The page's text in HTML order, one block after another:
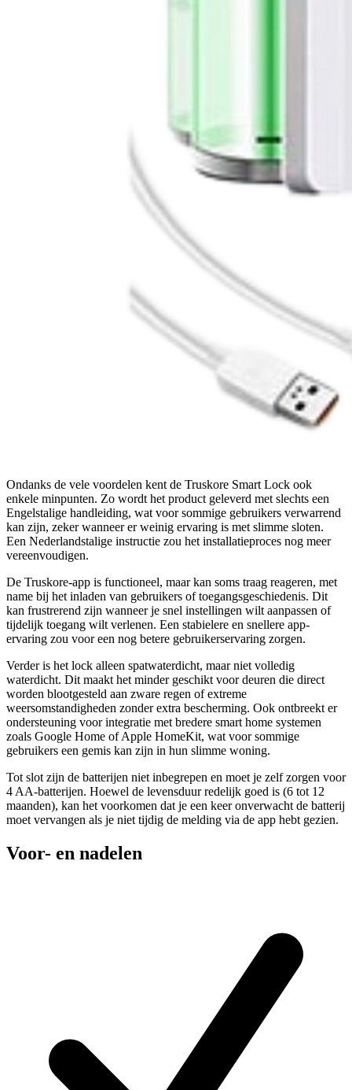
Ondanks de vele voordelen kent de Truskore Smart Lock ook
enkele minpunten. Zo wordt het product geleverd met slechts een
Engelstalige handleiding, wat voor sommige gebruikers verwarrend
kan zijn, zeker wanneer er weinig ervaring is met slimme sloten.
Een Nederlandstalige instructie zou het installatieproces nog meer
vereenvoudigen.
De Truskore-app is functioneel, maar kan soms traag reageren, met
name bij het inladen van gebruikers of toegangsgeschiedenis. Dit
kan frustrerend zijn wanneer je snel instellingen wilt aanpassen of
tijdelijk toegang wilt verlenen. Een stabielere en snellere app-
ervaring zou voor een nog betere gebruikerservaring zorgen.
Verder is het lock alleen spatwaterdicht, maar niet volledig
waterdicht. Dit maakt het minder geschikt voor deuren die direct
worden blootgesteld aan zware regen of extreme
weersomstandigheden zonder extra bescherming. Ook ontbreekt er
ondersteuning voor integratie met bredere smart home systemen
zoals Google Home of Apple HomeKit, wat voor sommige
gebruikers een gemis kan zijn in hun slimme woning.
Tot slot zijn de batterijen niet inbegrepen en moet je zelf zorgen voor
4 AA-batterijen. Hoewel de levensduur redelijk goed is (6 tot 12
maanden), kan het voorkomen dat je een keer onverwacht de batterij
moet vervangen als je niet tijdig de melding via de app hebt gezien.
Voor- en nadelen